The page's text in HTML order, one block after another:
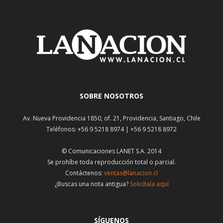
SOBRE NOSOTROS
Av. Nueva Providencia 1850, of. 21, Providencia, Santiago, Chile
Teléfonos: +56 9 5218 8974 | +56 9 5218 8972
© Comunicaciones LANET S.A. 2014
Se prohíbe toda reproducción total o parcial.
Contáctenos: ventas@lanacion.cl
¿Buscas una nota antigua? Solicítala aquí
SÍGUENOS